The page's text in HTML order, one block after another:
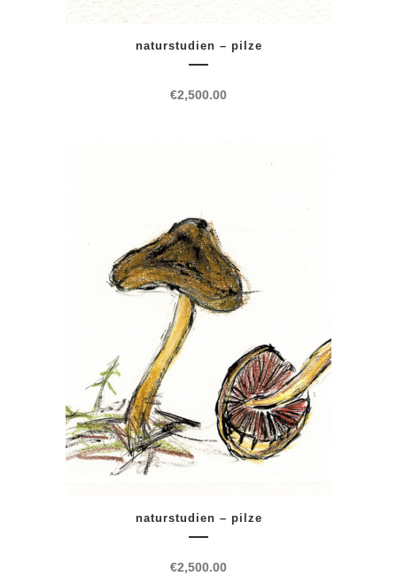
naturstudien – pilze
€2,500.00
naturstudien – pilze
€2,500.00